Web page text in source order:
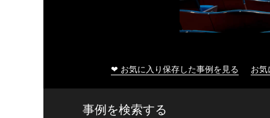
❤ お気に入り保存した事例を見る お
事例を検索する